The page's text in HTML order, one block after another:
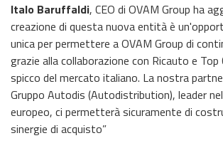
Italo Baruffaldi, CEO di OVAM Group ha
creazione di questa nuova entità è
unica per permettere a OVAM Group di
grazie alla collaborazione con Ricauto e Top
spicco del mercato italiano. La nostra
Gruppo Autodis (Autodistribution), leader
europeo, ci permetterà sicuramente di
sinergie di acquisto”